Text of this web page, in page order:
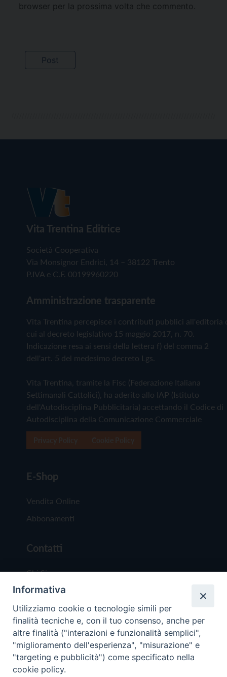
browser per la prossima volta che commento.
Vita Trentina Editrice
Società Cooperativa
Via Monsignor Endrici, 14 – 38122 Trento
P.IVA e C.F. 00199960220
Amministrazione trasparente
Vita Trentina percepisce i contributi pubblici all'editoria
cui al decreto legislativo 15 maggio 2017, n. 70.
Indicazione resa ai sensi della lettera f) del comma 2
dell'art. 5 del medesimo decreto Lgs.
Vita Trentina, tramite la Fisc (Federazione Italiana
Settimanali Cattolici), ha aderito allo IAP (Istituto
dell'Autodisciplina Pubblicitaria) accettando il Codice di
Autodisciplina della Comunicazione Commerciale
E-Shop
Vendita Online
Abbonamenti
Contatti
Chi Siamo
Redazione
Scrivici
Copyright © 2019 - Tutti i diritti riservati - Vita
Informativa
Utilizziamo cookie o tecnologie simili per
finalità tecniche e, con il tuo consenso, anche per
altre finalità ("interazioni e funzionalità semplici",
"miglioramento dell'esperienza", "misurazione" e
"targeting e pubblicità") come specificato nella
cookie policy.